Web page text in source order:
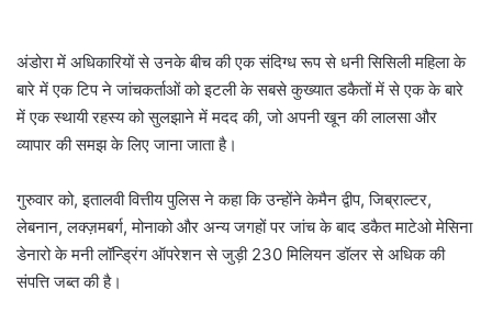
अंडोरा में अधिकारियों से उनके बीच की एक संदिग्ध रूप से धनी सिसिली महिला के
बारे में एक टिप ने जांचकर्ताओं को इटली के सबसे कुख्यात डकैतों में से एक के बारे
में एक स्थायी रहस्य को सुलझाने में मदद की, जो अपनी खून की लालसा और
व्यापार की समझ के लिए जाना जाता है।
गुरुवार को, इतालवी वित्तीय पुलिस ने कहा कि उन्होंने केमैन द्वीप, जिब्राल्टर,
लेबनान, लक्ज़मबर्ग, मोनाको और अन्य जगहों पर जांच के बाद डकैत माटेओ मेसिना
डेनारो के मनी लॉन्ड्रिंग ऑपरेशन से जुड़ी 230 मिलियन डॉलर से अधिक की
संपत्ति जब्त की है।